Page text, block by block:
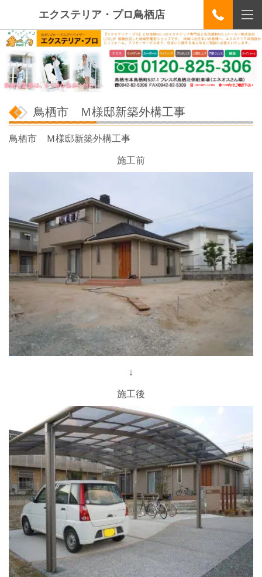
エクステリア・プロ鳥栖店
鳥栖市 Ｍ様邸新築外構工事
鳥栖市 Ｍ様邸新築外構工事
施工前
↓
施工後